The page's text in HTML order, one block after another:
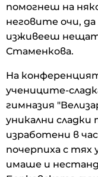
помогнеш на
неговите очи,
изживееш
Стаменкова.
На
учениците-
гимназия
уникални
изработени в
почерпиха с
имаше и